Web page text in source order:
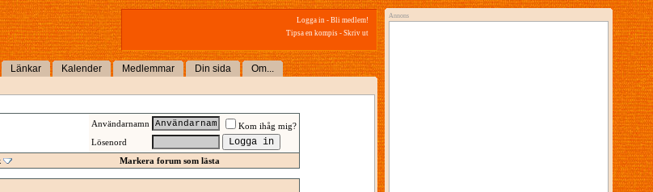
Logga in - Bli medlem!
Tipsa en kompis - Skriv ut
Länkar Kalender Medlemmar Din sida Om...
Användarnamn
Kom ihåg mig?
Lösenord
Markera forum som lästa
Annons